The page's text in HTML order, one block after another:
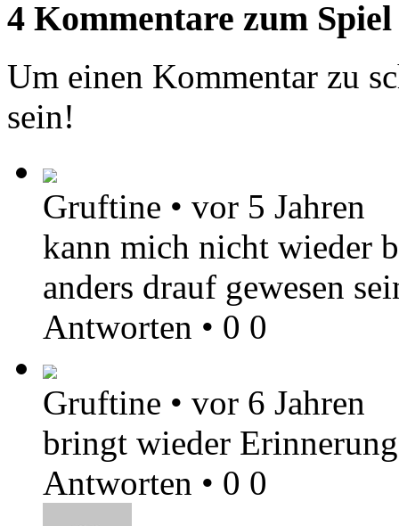
4 Kommentare zum Spiel
Um einen Kommentar zu
sein!
Gruftine • vor 5 Jahren
kann mich nicht wieder
anders drauf gewesen
Antworten • 0 0
Gruftine • vor 6 Jahren
bringt wieder
Antworten • 0 0